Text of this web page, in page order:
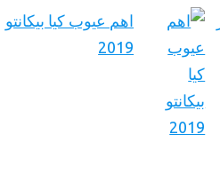
اهم عيوب كيا بيكانتو
2019